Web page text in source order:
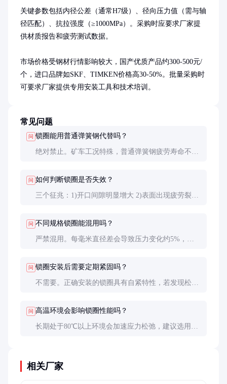
关键参数包括内径公差（通常H7级）、径向压力值（需与轴
径匹配）、抗拉强度（≥1000MPa）。采购时应要求厂家提
供材质报告和疲劳测试数据。
市场价格受钢材行情影响较大，国产优质产品约300-500元/
个，进口品牌如SKF、TIMKEN价格高30-50%。批量采购时
可要求厂家提供专用安装工具和技术培训。
常见问题
问 锁圈能用普通弹簧钢代替吗？
绝对禁止。矿车工况特殊，普通弹簧钢疲劳寿命不
问 如何判断锁圈是否失效？
三个征兆：1)开口间隙明显增大 2)表面出现疲劳裂纹
问 不同规格锁圈能混用吗？
严禁混用。每毫米直径差会导致压力变化约5%，过
问 锁圈安装后需要定期紧固吗？
不需要。正确安装的锁圈具有自紧特性，若发现松动
问 高温环境会影响锁圈性能吗？
长期处于80℃以上环境会加速应力松弛，建议选用耐
相关厂家